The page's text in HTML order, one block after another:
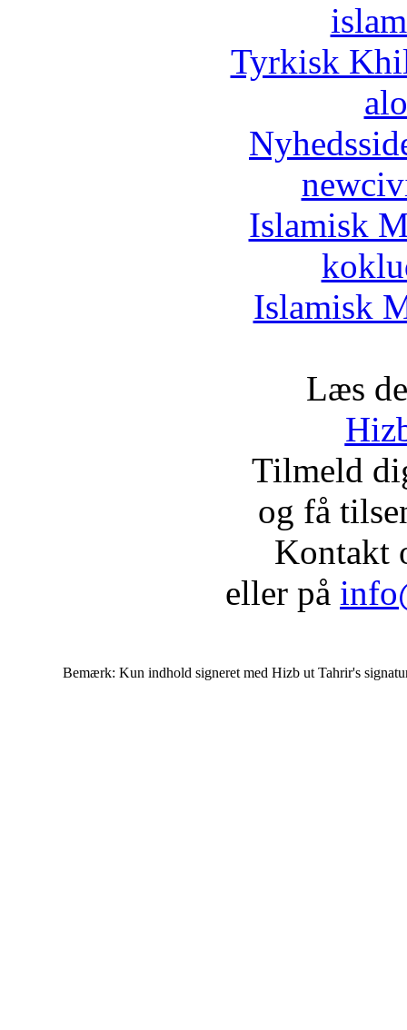
Tyrkisk
Islamisk
Islamisk
Læs
Tilmeld
og få
Kontakt
eller på
Bemærk: Kun indhold signeret med Hizb ut Tahrir's